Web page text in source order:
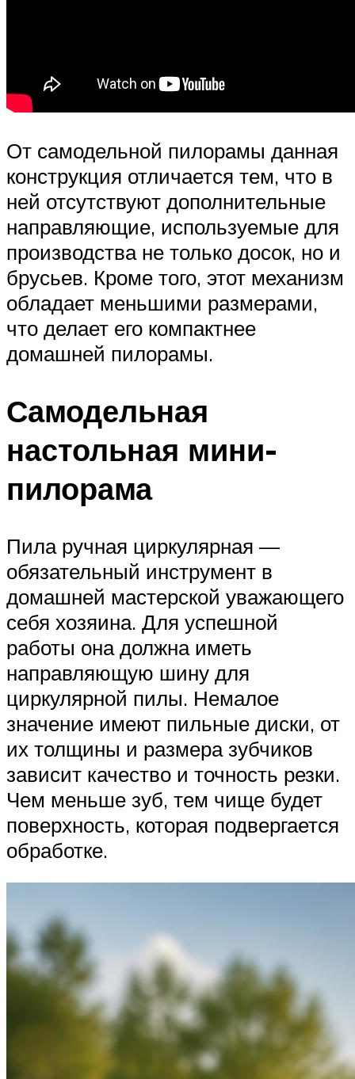
От самодельной пилорамы данная
конструкция отличается тем, что в
ней отсутствуют дополнительные
направляющие, используемые для
производства не только досок, но и
брусьев. Кроме того, этот механизм
обладает меньшими размерами,
что делает его компактнее
домашней пилорамы.
Самодельная
настольная мини-
пилорама
Пила ручная циркулярная —
обязательный инструмент в
домашней мастерской уважающего
себя хозяина. Для успешной
работы она должна иметь
направляющую шину для
циркулярной пилы. Немалое
значение имеют пильные диски, от
их толщины и размера зубчиков
зависит качество и точность резки.
Чем меньше зуб, тем чище будет
поверхность, которая подвергается
обработке.